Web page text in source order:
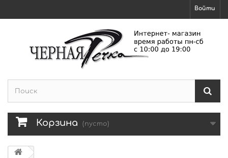
Войти
Корзина (пусто)